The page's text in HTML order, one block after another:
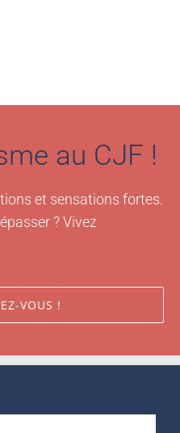
au CJF !
et sensations fortes.
? Vivez
VOUS !